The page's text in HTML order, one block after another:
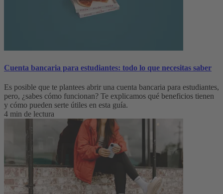
Cuenta bancaria para estudiantes: todo lo que necesitas saber
Es posible que te plantees abrir una cuenta bancaria para estudiantes,
pero, ¿sabes cómo funcionan? Te explicamos qué beneficios tienen
y cómo pueden serte útiles en esta guía.
4 min de lectura